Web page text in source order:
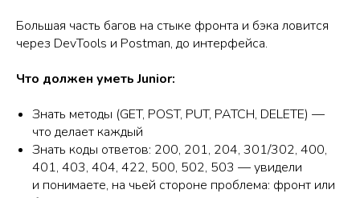
Большая часть багов на стыке фронта и бэка ловится
через DevTools и Postman, до интерфейса.
Что должен уметь Junior:
Знать методы (GET, POST, PUT, PATCH, DELETE) —
что делает каждый
Знать коды ответов: 200, 201, 204, 301/302, 400,
401, 403, 404, 422, 500, 502, 503 — увидели
и понимаете, на чьей стороне проблема: фронт или